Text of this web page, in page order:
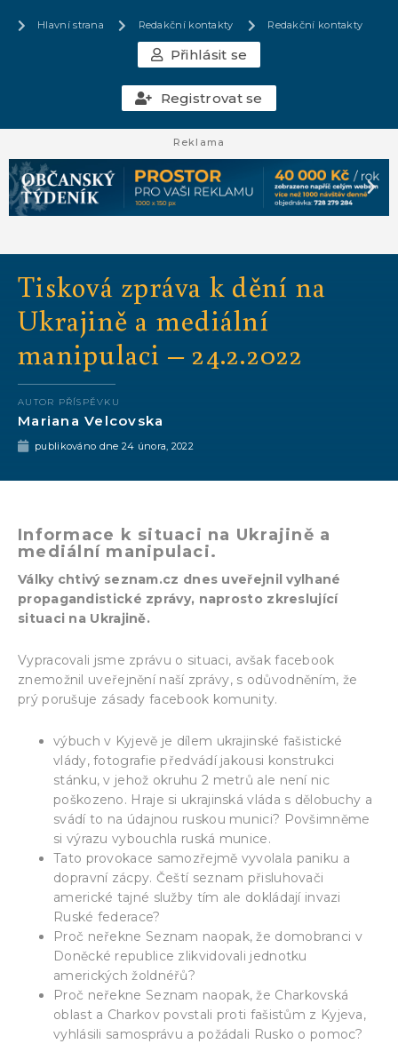
Hlavní strana Redakční kontakty Redakční kontakty
Přihlásit se
Registrovat se
Reklama
Tisková zpráva k dění na
Ukrajině a mediální
manipulaci – 24.2.2022
AUTOR PŘÍSPĚVKU
Mariana Velcovska
publikováno dne 24 února, 2022
Informace k situaci na Ukrajině a
mediální manipulaci.
Války chtivý seznam.cz dnes uveřejnil vylhané
propagandistické zprávy, naprosto zkreslující
situaci na Ukrajině.
Vypracovali jsme zprávu o situaci, avšak facebook
znemožnil uveřejnění naší zprávy, s odůvodněním, že
prý porušuje zásady facebook komunity.
výbuch v Kyjevě je dílem ukrajinské fašistické
vlády, fotografie předvádí jakousi konstrukci
stánku, v jehož okruhu 2 metrů ale není nic
poškozeno. Hraje si ukrajinská vláda s dělobuchy a
svádí to na údajnou ruskou munici? Povšimněme
si výrazu vybouchla ruská munice.
Tato provokace samozřejmě vyvolala paniku a
dopravní zácpy. Čeští seznam přisluhovači
americké tajné služby tím ale dokládají invazi
Ruské federace?
Proč neřekne Seznam naopak, že domobranci v
Doněcké republice zlikvidovali jednotku
amerických žoldnéřů?
Proč neřekne Seznam naopak, že Charkovská
oblast a Charkov povstali proti fašistům z Kyjeva,
vyhlásili samosprávu a požádali Rusko o pomoc?